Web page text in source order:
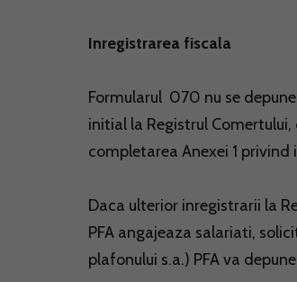
Inregistrarea fiscala
Formularul 070 nu se
initial la Registrul
completarea Anexei 1
Daca ulterior inregistrarii la
PFA angajeaza salariati,
plafonului s.a.) PFA va